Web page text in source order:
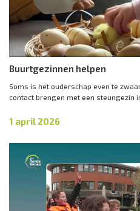
Buurtgezinnen helpen
Soms is het ouderschap even te
contact brengen met een steungezin
1 april 2026